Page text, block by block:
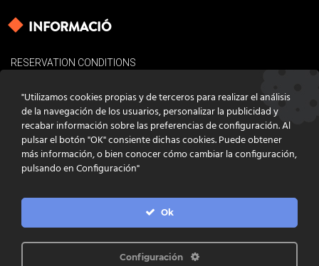
INFORMACIÓ
RESERVATION CONDITIONS
COOKIES POLICY
CONTACT
PROGRAMACIÓ INFOACTIVA'T
"Utilizamos cookies propias y de terceros para realizar el análisis
de la navegación de los usuarios, personalizar la publicidad y
recabar información sobre las preferencias de configuración. Al
pulsar el botón "OK" consiente dichas cookies. Puede obtener
más información, o bien conocer cómo cambiar la configuración,
pulsando en Configuración"
Ok
Configuración